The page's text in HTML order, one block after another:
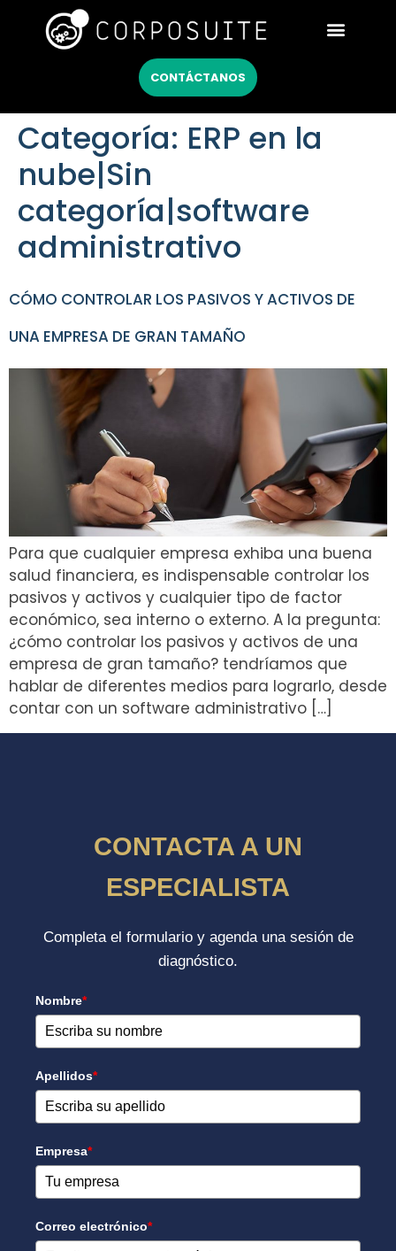
CONTÁCTANOS
Categoría: ERP en la
nube|Sin
categoría|software
administrativo
CÓMO CONTROLAR LOS PASIVOS Y ACTIVOS DE
UNA EMPRESA DE GRAN TAMAÑO
Para que cualquier empresa exhiba una buena
salud financiera, es indispensable controlar los
pasivos y activos y cualquier tipo de factor
económico, sea interno o externo. A la pregunta:
¿cómo controlar los pasivos y activos de una
empresa de gran tamaño? tendríamos que
hablar de diferentes medios para lograrlo, desde
contar con un software administrativo […]
CONTACTA A UN
ESPECIALISTA
Completa el formulario y agenda una sesión de
diagnóstico.
Nombre*
Apellidos*
Empresa*
Correo electrónico*